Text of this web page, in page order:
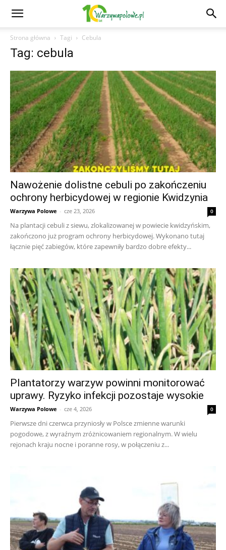
Strona główna Tagi Cebula
Tag: cebula
Nawożenie dolistne cebuli po zakończeniu
ochrony herbicydowej w regionie Kwidzynia
Warzywa Polowe - cze 23, 2026 0
Na plantacji cebuli z siewu, zlokalizowanej w powiecie kwidzyńskim,
zakończono już program ochrony herbicydowej. Wykonano tutaj
łącznie pięć zabiegów, które zapewniły bardzo dobre efekty...
Plantatorzy warzyw powinni monitorować
uprawy. Ryzyko infekcji pozostaje wysokie
Warzywa Polowe - cze 4, 2026 0
Pierwsze dni czerwca przyniosły w Polsce zmienne warunki
pogodowe, z wyraźnym zróżnicowaniem regionalnym. W wielu
rejonach kraju nocne i poranne rosy, w połączeniu z...